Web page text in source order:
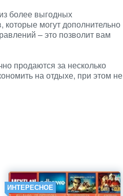
более выгодных
могут дополнительно
– это позволит вам
продаются за несколько
на отдыхе, при этом не
ИНТЕРЕСНОЕ